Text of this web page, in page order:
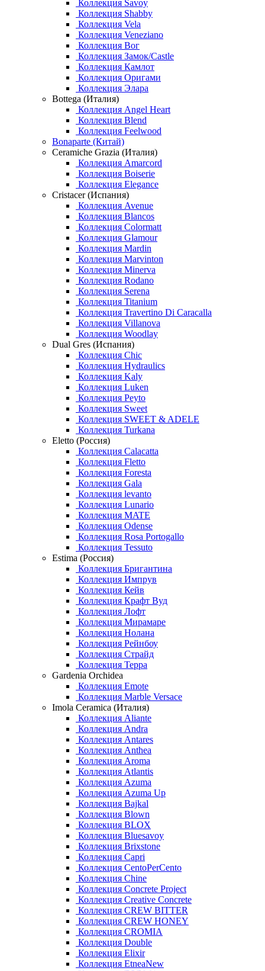
Коллекция Savoy
Коллекция Shabby
Коллекция Vela
Коллекция Veneziano
Коллекция Вог
Коллекция Замок/Castle
Коллекция Камлот
Коллекция Оригами
Коллекция Элара
Bottega (Италия)
Коллекция Angel Heart
Коллекция Blend
Коллекция Feelwood
Bonaparte (Китай)
Ceramiche Grazia (Италия)
Коллекция Amarcord
Коллекция Boiserie
Коллекция Elegance
Cristacer (Испания)
Коллекция Avenue
Коллекция Blancos
Коллекция Colormatt
Коллекция Glamour
Коллекция Mardin
Коллекция Marvinton
Коллекция Minerva
Коллекция Rodano
Коллекция Serena
Коллекция Titanium
Коллекция Travertino Di Caracalla
Коллекция Villanova
Коллекция Woodlay
Dual Gres (Испания)
Коллекция Chic
Коллекция Hydraulics
Коллекция Kaly
Коллекция Luken
Коллекция Peyto
Коллекция Sweet
Коллекция SWEET & ADELE
Коллекция Turkana
Eletto (Россия)
Коллекция Calacatta
Коллекция Fletto
Коллекция Foresta
Коллекция Gala
Коллекция levanto
Коллекция Lunario
Коллекция MATE
Коллекция Odense
Коллекция Rosa Portogallo
Коллекция Tessuto
Estima (Россия)
Коллекция Бригантина
Коллекция Импрув
Коллекция Кейв
Коллекция Крафт Вуд
Коллекция Лофт
Коллекция Мирамаре
Коллекция Нолана
Коллекция Рейнбоу
Коллекция Страйд
Коллекция Терра
Gardenia Orchidea
Коллекция Emote
Коллекция Marble Versace
Imola Ceramica (Италия)
Коллекция Aliante
Коллекция Andra
Коллекция Antares
Коллекция Anthea
Коллекция Aroma
Коллекция Atlantis
Коллекция Azuma
Коллекция Azuma Up
Коллекция Bajkal
Коллекция Blown
Коллекция BLOX
Коллекция Bluesavoy
Коллекция Brixstone
Коллекция Capri
Коллекция CentoPerCento
Коллекция Chine
Коллекция Concrete Project
Коллекция Creative Concrete
Коллекция CREW BITTER
Коллекция CREW HONEY
Коллекция CROMIA
Коллекция Double
Коллекция Elixir
Коллекция EtneaNew